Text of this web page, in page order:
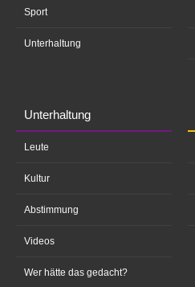
Sport
Unterhaltung
Unterhaltung
Leute
Kultur
Abstimmung
Videos
Wer hätte das gedacht?